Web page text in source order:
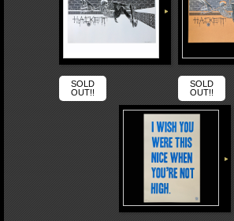
SOLD
OUT!!
SOLD
OUT!!